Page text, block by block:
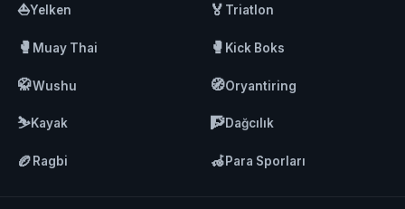
⛵Yelken 🏅 Triatlon
🥊 Muay Thai 🥊 Kick Boks
🥋Wushu 🧭Oryantiring
⛷️Kayak 🧗Dağcılık
🏉 Ragbi 🦽Para Sporları